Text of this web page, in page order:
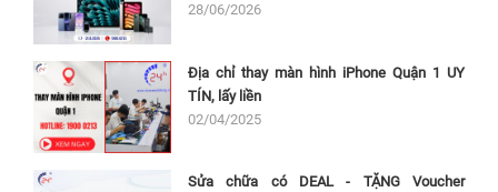
28/06/2026
Địa chỉ thay màn hình iPhone Quận 1 UY
TÍN, lấy liền
02/04/2025
Sửa chữa có DEAL - TẶNG Voucher